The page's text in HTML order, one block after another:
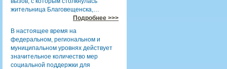
жительница Благовещенска,…
Подробнее >>>
В настоящее время на
федеральном, региональном и
муниципальном уровнях действует
значительное количество мер
социальной поддержки для